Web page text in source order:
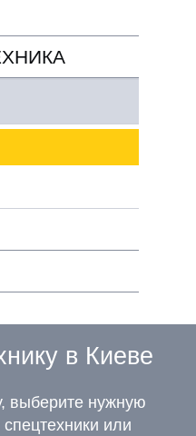
в Киеве
выберите нужную
или